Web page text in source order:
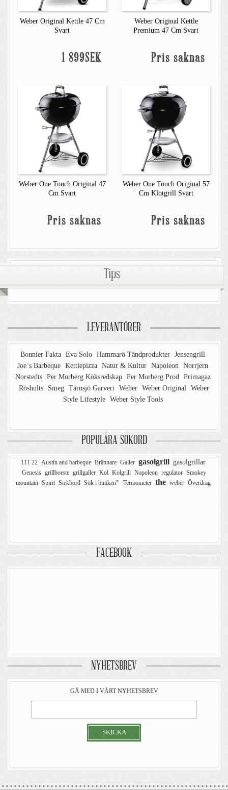
Weber Original Kettle 47 Cm
Svart
1 899SEK
Weber Original Kettle
Premium 47 Cm Svart
Pris saknas
Weber One Touch Original 47
Cm Svart
Pris saknas
Weber One Touch Original 57
Cm Klotgrill Svart
Pris saknas
Tips
LEVERANTÖRER
Bonnier Fakta Eva Solo Hammarö Tändprodukter Jensengrill
Joe´s Barbeque Kettlepizza Natur & Kultur Napoleon Norrjern
Norstedts Per Morberg Köksredskap Per Morberg Prod Primagaz
Röshults
Smeg Tärnsjö Garveri Weber Weber Original Weber
Style Lifestyle Weber Style Tools
POPULÄRA SÖKORD
111 22 Austin and barbeque Brännare Galler gasolgrill gasolgrillar
Genesis grillborste grillgaller Kol Kolgrill Napoleon regulator Smokey
mountain Spirit Stekbord Sök i butiken'" Termometer the weber Överdrag
FACEBOOK
NYHETSBREV
GÅ MED I VÅRT NYHETSBREV
SKICKA